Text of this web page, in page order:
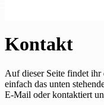
Kontakt
Auf dieser Seite findet ihr
einfach das unten
E-Mail oder kontaktiert